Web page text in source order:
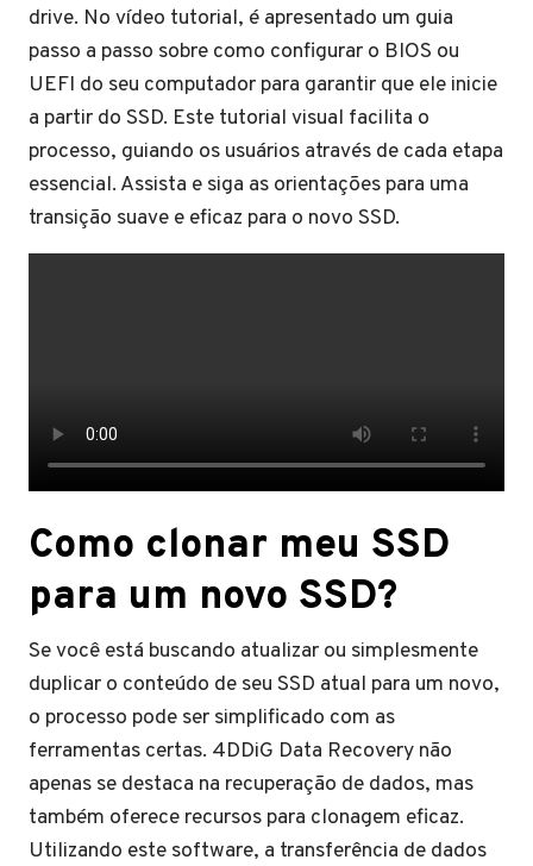
drive. No vídeo tutorial, é apresentado um guia
passo a passo sobre como configurar o BIOS ou
UEFI do seu computador para garantir que ele inicie
a partir do SSD. Este tutorial visual facilita o
processo, guiando os usuários através de cada etapa
essencial. Assista e siga as orientações para uma
transição suave e eficaz para o novo SSD.
Como clonar meu SSD
para um novo SSD?
Se você está buscando atualizar ou simplesmente
duplicar o conteúdo de seu SSD atual para um novo,
o processo pode ser simplificado com as
ferramentas certas. 4DDiG Data Recovery não
apenas se destaca na recuperação de dados, mas
também oferece recursos para clonagem eficaz.
Utilizando este software, a transferência de dados